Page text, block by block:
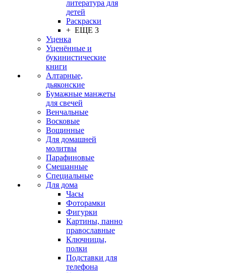
литература для
детей
Раскраски
+ ЕЩЕ 3
Уценка
Уценённые и
букинистические
книги
Алтарные,
дьяконские
Бумажные манжеты
для свечей
Венчальные
Восковые
Вощинные
Для домашней
молитвы
Парафиновые
Смешанные
Специальные
Для дома
Часы
Фоторамки
Фигурки
Картины, панно
православные
Ключницы,
полки
Подставки для
телефона